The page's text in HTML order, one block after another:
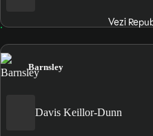
Vezi
Barnsley
Davis Keillor-Dunn